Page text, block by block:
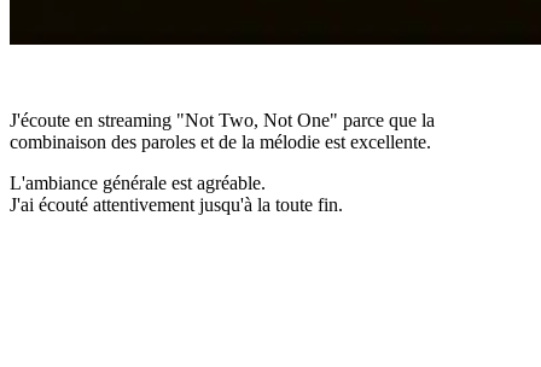
J'écoute en streaming "Not Two, Not One" parce que la
combinaison des paroles et de la mélodie est excellente.
L'ambiance générale est agréable.
J'ai écouté attentivement jusqu'à la toute fin.